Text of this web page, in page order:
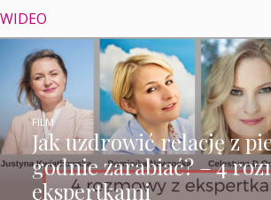
WIDEO
Jak uzdrowić relację z
godnie zarabiać? – 4
ekspertkami
FILM